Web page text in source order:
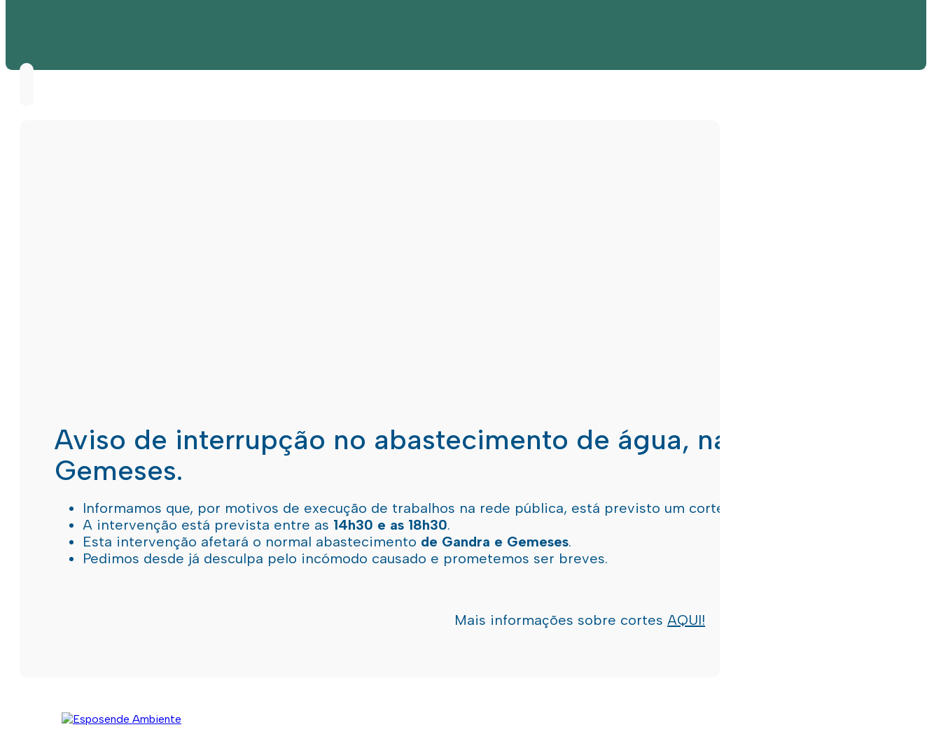
Aviso de interrupção no abastecimento de água, nas freguesias de
Gemeses.
Informamos que, por motivos de execução de trabalhos na rede pública, está previsto um corte de água
A intervenção está prevista entre as 14h30 e as 18h30.
Esta intervenção afetará o normal abastecimento de Gandra e Gemeses.
Pedimos desde já desculpa pelo incómodo causado e prometemos ser breves.
Mais informações sobre cortes AQUI!